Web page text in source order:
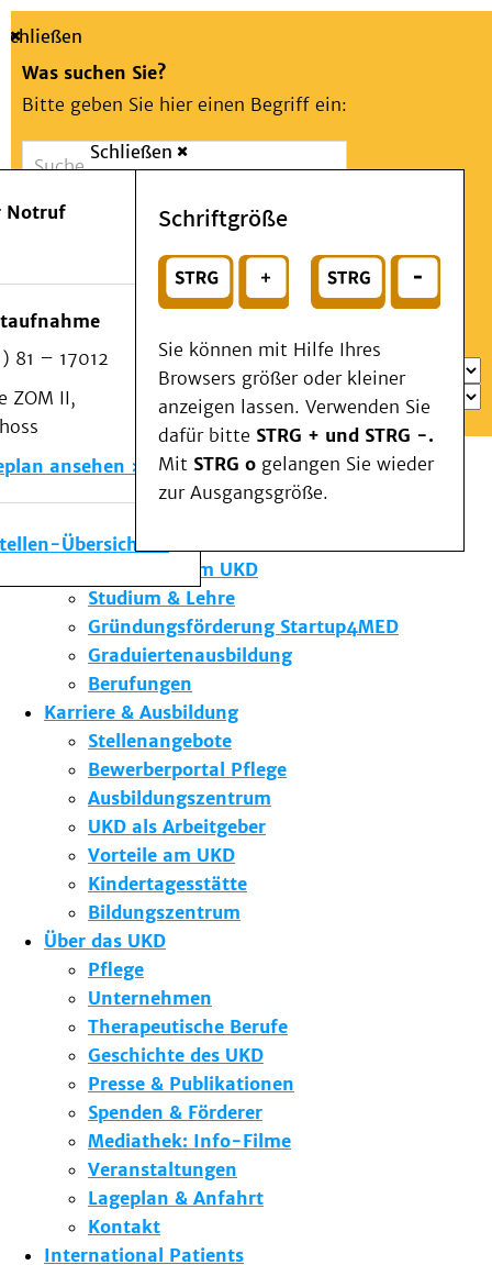
Suche
Schließen
Was suchen Sie?
Bitte geben Sie hier einen Begriff ein:
Suchen
oder
Wählen Sie ein Thema für Ihren Schnelleinstieg
Notfall
Schließen
Notruf
81 – 17012
ZOM II,
ansehen
Übersicht
Schriftgröße
Sie können mit Hilfe Ihres
Browsers größer oder kleiner
anzeigen lassen. Verwenden Sie
dafür bitte STRG + und STRG -.
Mit STRG o gelangen Sie wieder
zur Ausgangsgröße.
Menü
Patienten & Besucher
Kliniken/Institute/Zentren
Als Patient am UKD
Beratung und Unterstützung
Veranstaltungen
Kommunikation im Medizinwesen (KIM)
Notfall
Forschung & Lehre
Die Institute des UKD
Forschung am UKD
Studium & Lehre
Gründungsförderung Startup4MED
Graduiertenausbildung
Berufungen
Karriere & Ausbildung
Stellenangebote
Bewerberportal Pflege
Ausbildungszentrum
UKD als Arbeitgeber
Vorteile am UKD
Kindertagesstätte
Bildungszentrum
Über das UKD
Pflege
Unternehmen
Therapeutische Berufe
Geschichte des UKD
Presse & Publikationen
Spenden & Förderer
Mediathek: Info-Filme
Veranstaltungen
Lageplan & Anfahrt
Kontakt
International Patients